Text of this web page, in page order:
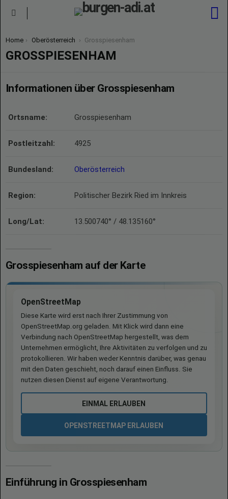
You are here:
Home Oberösterreich Grosspiesenham
GROSSPIESENHAM
Informationen über Grosspiesenham
Ortsname: Grosspiesenham
Postleitzahl: 4925
Bundesland: Oberösterreich
Region: Politischer Bezirk Ried im Innkreis
Long/Lat: 13.500740° / 48.135160°
Grosspiesenham auf der Karte
OpenStreetMap
Diese Karte wird erst nach Ihrer Zustimmung von
OpenStreetMap.org geladen. Mit Klick wird dann eine
Verbindung nach OpenStreetMap hergestellt, was dem
Unternehmen ermöglicht, Ihre Aktivitäten zu verfolgen und zu
protokollieren. Wir haben weder Kenntnis darüber, was genau
mit den Daten geschieht, noch darauf einen Einfluss. Sie
nutzen diesen Dienst auf eigene Verantwortung.
EINMAL ERLAUBEN
OPENSTREETMAP ERLAUBEN
Einführung in Grosspiesenham